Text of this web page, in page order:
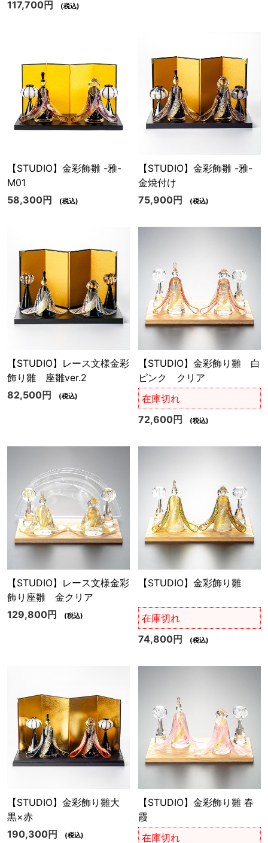
117,700円 (税込)
【STUDIO】金彩飾雛 -雅-
M01
58,300円
(税込)
【STUDIO】金彩飾雛 -雅-
金焼付け
75,900円
(税込)
【STUDIO】レース文様金彩
飾り雛 座雛ver.2
82,500円
(税込)
【STUDIO】金彩飾り雛 白
ピンク クリア
在庫切れ
72,600円
(税込)
【STUDIO】レース文様金彩
飾り座雛 金クリア
129,800円
(税込)
【STUDIO】金彩飾り雛
在庫切れ
74,800円
(税込)
【STUDIO】金彩飾り雛大
黒×赤
190,300円
(税込)
【STUDIO】金彩飾り雛 春
霞
在庫切れ